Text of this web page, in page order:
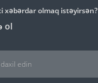
xəbərdar olmaq istəyirsən?
ol